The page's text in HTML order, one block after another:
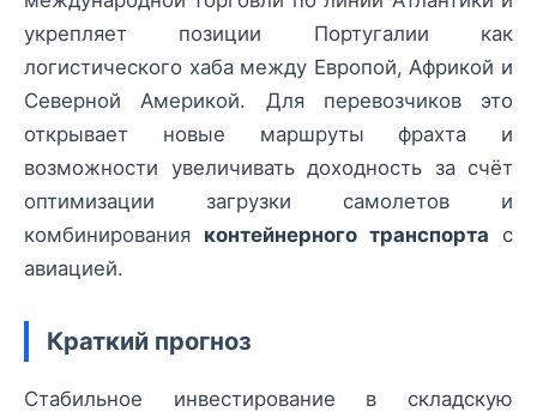
укрепляет позиции Португалии как
логистического хаба между Европой, Африкой и
Северной Америкой. Для перевозчиков это
открывает новые маршруты фрахта и
возможности увеличивать доходность за счёт
оптимизации загрузки самолетов и
комбинирования контейнерного транспорта с
авиацией.
Краткий прогноз
Стабильное инвестирование в складскую